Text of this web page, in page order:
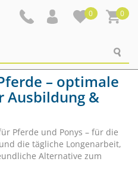
0 0
– optimale
Ausbildung &
Pferde und Ponys – für die
die tägliche Longenarbeit,
Alternative zum